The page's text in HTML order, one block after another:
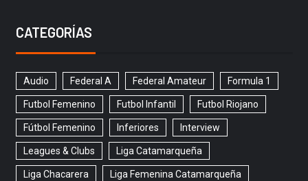
CATEGORÍAS
Audio Federal A Federal Amateur Formula 1
Futbol Femenino Futbol Infantil Futbol Riojano
Fútbol Femenino Inferiores Interview
Leagues & Clubs Liga Catamarqueña
Liga Chacarera Liga Femenina Catamarqueña